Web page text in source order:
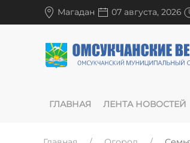
Магадан 07 августа, 2026
ГЛАВНАЯ ЛЕНТА НОВОСТЕЙ